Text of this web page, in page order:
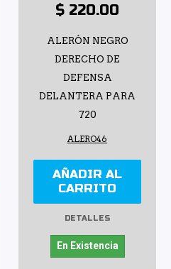
$ 220.00
ALERÓN NEGRO
DERECHO DE
DEFENSA
DELANTERA PARA
720
ALERO46
AÑADIR AL
CARRITO
DETALLES
En Existencia